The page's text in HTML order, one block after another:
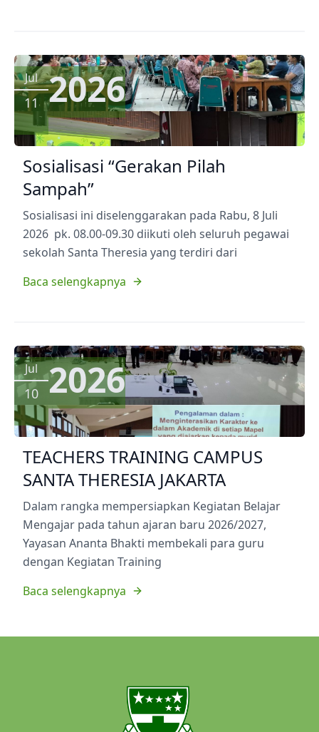
Jul
11 2026
Sosialisasi “Gerakan Pilah
Sampah”
Sosialisasi ini diselenggarakan pada Rabu, 8 Juli
2026 pk. 08.00-09.30 diikuti oleh seluruh pegawai
sekolah Santa Theresia yang terdiri dari
Baca selengkapnya
Jul
10 2026
TEACHERS TRAINING CAMPUS
SANTA THERESIA JAKARTA
Dalam rangka mempersiapkan Kegiatan Belajar
Mengajar pada tahun ajaran baru 2026/2027,
Yayasan Ananta Bhakti membekali para guru
dengan Kegiatan Training
Baca selengkapnya